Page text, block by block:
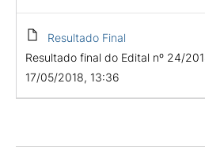
Resultado Final
Resultado final do Edital nº 24/
17/05/2018, 13:36